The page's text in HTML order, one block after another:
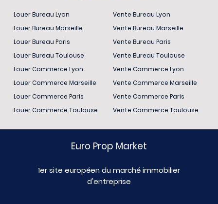
Louer Bureau Lyon
Louer Bureau Marseille
Louer Bureau Paris
Louer Bureau Toulouse
Louer Commerce Lyon
Louer Commerce Marseille
Louer Commerce Paris
Louer Commerce Toulouse
Vente Bureau Lyon
Vente Bureau Marseille
Vente Bureau Paris
Vente Bureau Toulouse
Vente Commerce Lyon
Vente Commerce Marseille
Vente Commerce Paris
Vente Commerce Toulouse
Euro Prop Market
1er site européen du marché immobilier
d'entreprise